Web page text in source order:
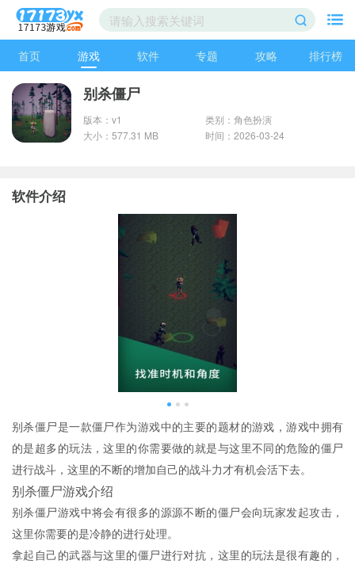
首页 游戏 软件 专题 攻略 排行榜
别杀僵尸
版本：v1
类别：角色扮演
大小：577.31 MB
时间：2026-03-24
软件介绍
别杀僵尸是一款僵尸作为游戏中的主要的题材的游戏，游戏中拥有
的是超多的玩法，这里的你需要做的就是与这里不同的危险的僵尸
进行战斗，这里的不断的增加自己的战斗力才有机会活下去。
别杀僵尸游戏介绍
别杀僵尸游戏中将会有很多的源源不断的僵尸会向玩家发起攻击，
这里你需要的是冷静的进行处理。
拿起自己的武器与这里的僵尸进行对抗，这里的玩法是很有趣的，